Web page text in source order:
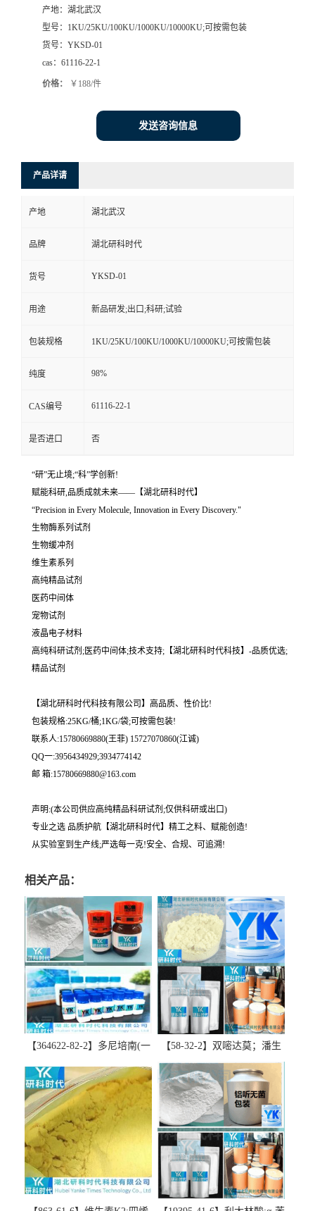
产地： 湖北武汉
型号： 1KU/25KU/100KU/1000KU/10000KU;可按需包装
货号： YKSD-01
cas： 61116-22-1
价格： ￥188/件
发送咨询信息
产品详请
产地 湖北武汉
品牌 湖北研科时代
货号 YKSD-01
用途 新品研发;出口;科研;试验
包装规格 1KU/25KU/100KU/1000KU/10000KU;可按需包装
纯度 98%
CAS编号 61116-22-1
是否进口 否
“研”无止境;“科”学创新!
赋能科研,品质成就未来——【湖北研科时代】
“Precision in Every Molecule, Innovation in Every Discovery."
生物酶系列试剂
生物缓冲剂
维生素系列
高纯精品试剂
医药中间体
宠物试剂
液晶电子材料
高纯科研试剂;医药中间体;技术支持;【湖北研科时代科技】-品质优选;
精品试剂
【湖北研科时代科技有限公司】高品质、性价比!
包装规格:25KG/桶;1KG/袋;可按需包装!
联系人:15780669880(王菲) 15727070860(江诚)
QQ一:3956434929;3934774142
邮 箱:15780669880@163.com
声明:(本公司供应高纯精品科研试剂;仅供科研或出口)
专业之选 品质护航【湖北研科时代】精工之料、赋能创造!
从实验室到生产线;严选每一克!安全、合规、可追溯!
相关产品：
【364622-82-2】多尼培南(一
精品科研试剂-湖北研科时代
科技-“研”无止境;“科”学创
新！支持三方验证；支持定
制；检测图谱；MSDS等技术
支持！
【58-32-2】双嘧达莫；潘生
丁-精品科研试剂-湖北研科时
代科技-“研”无止境;“科”学创
新！支持三方验证；支持定
制；检测图谱；MSDS等技术
支持！